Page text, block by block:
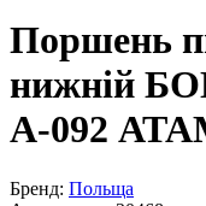
Поршень
нижній
А-092
Бренд: Польща